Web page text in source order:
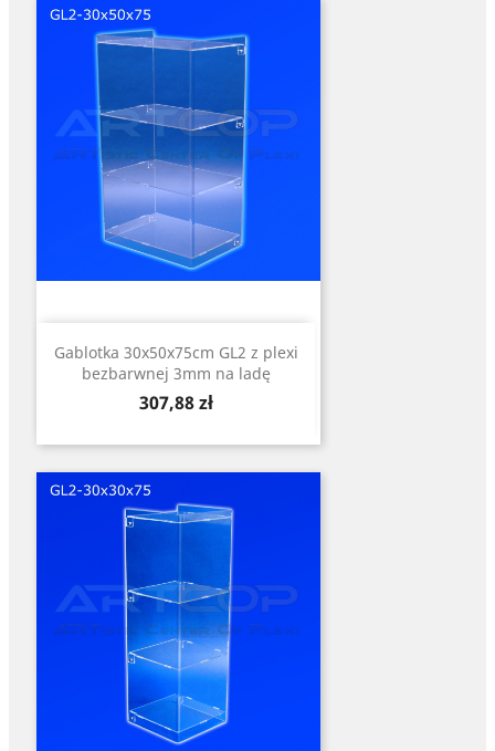
Gablotka 30x50x75cm GL2 z plexi
bezbarwnej 3mm na ladę
Cena
307,88 zł